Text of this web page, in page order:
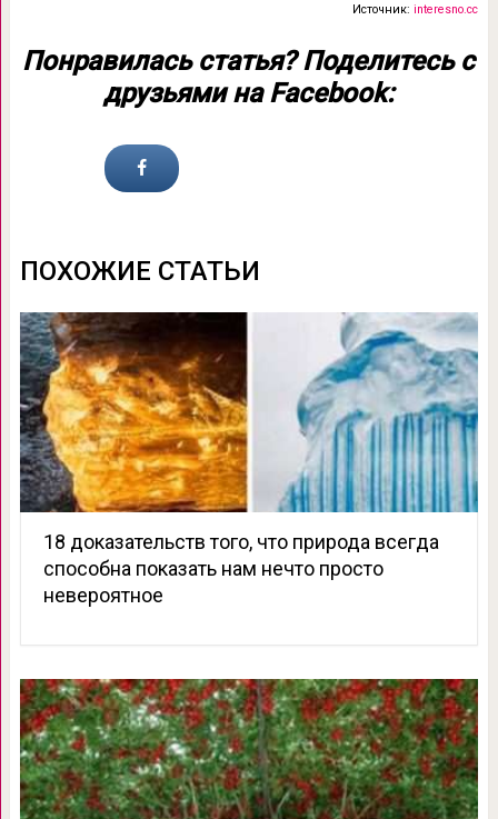
Источник:interesno.cc
Понравилась статья? Поделитесь с
друзьями на Facebook:
ПОХОЖИЕ СТАТЬИ
18 доказательств того, что природа всегда
способна показать нам нечто просто
невероятное